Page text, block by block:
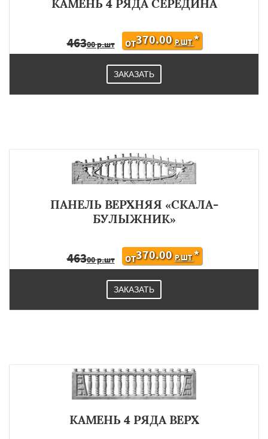
КАМЕНЬ 4 РЯДА СЕРЕДИНА
46300 р.шт ОТ370.00 Р.ШТ*
ЗАКАЗАТЬ
ПАНЕЛЬ ВЕРХНЯЯ «СКАЛА-
БУЛЫЖНИК»
46300 р.шт ОТ370.00 Р.ШТ*
ЗАКАЗАТЬ
КАМЕНЬ 4 РЯДА ВЕРХ